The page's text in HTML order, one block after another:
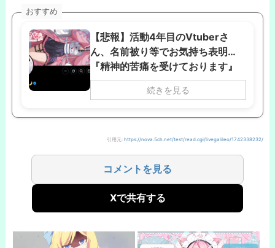
おすすめ
【悲報】活動4年目のVtuberさ
ん、名前被り等でお気持ち表明…
『精神的苦痛を受けております』
続きを見る
引用元: https://nova.5ch.net/test/read.cgi/livegalileo/1742338232/
コメントを見る
Xで共有する